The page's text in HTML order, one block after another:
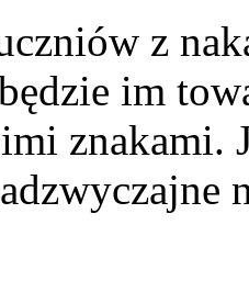
z
im
znakami.